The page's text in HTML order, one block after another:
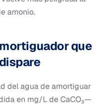
amonio.
que
del agua de amortiguar
en mg/L de CaCO₃—